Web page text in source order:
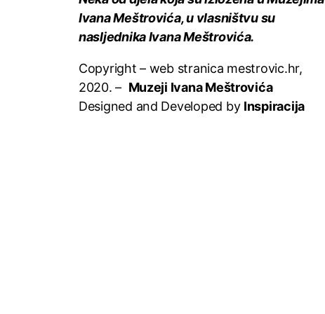
Ivana Meštrovića, u vlasništvu su
nasljednika Ivana Meštrovića.
Copyright – web stranica mestrovic.hr,
2020. – Muzeji Ivana Meštrovića
Designed and Developed by Inspiracija